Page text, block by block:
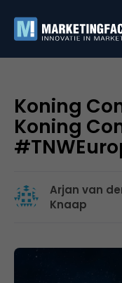
Koning
Koning
Arjan van
Knaap